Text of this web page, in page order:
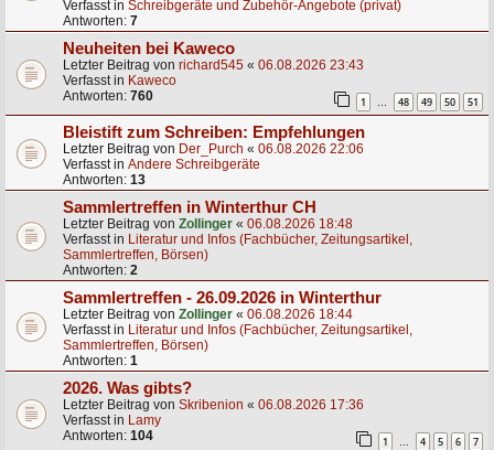
Verfasst in Schreibgeräte und Zubehör-Angebote (privat)
Antworten: 7
Neuheiten bei Kaweco
Letzter Beitrag von richard545 « 06.08.2026 23:43
Verfasst in Kaweco
Antworten: 760 1 … 48 49 50 51
Bleistift zum Schreiben: Empfehlungen
Letzter Beitrag von Der_Purch « 06.08.2026 22:06
Verfasst in Andere Schreibgeräte
Antworten: 13
Sammlertreffen in Winterthur CH
Letzter Beitrag von Zollinger « 06.08.2026 18:48
Verfasst in Literatur und Infos (Fachbücher, Zeitungsartikel,
Sammlertreffen, Börsen)
Antworten: 2
Sammlertreffen - 26.09.2026 in Winterthur
Letzter Beitrag von Zollinger « 06.08.2026 18:44
Verfasst in Literatur und Infos (Fachbücher, Zeitungsartikel,
Sammlertreffen, Börsen)
Antworten: 1
2026. Was gibts?
Letzter Beitrag von Skribenion « 06.08.2026 17:36
Verfasst in Lamy
Antworten: 104 1 … 4 5 6 7